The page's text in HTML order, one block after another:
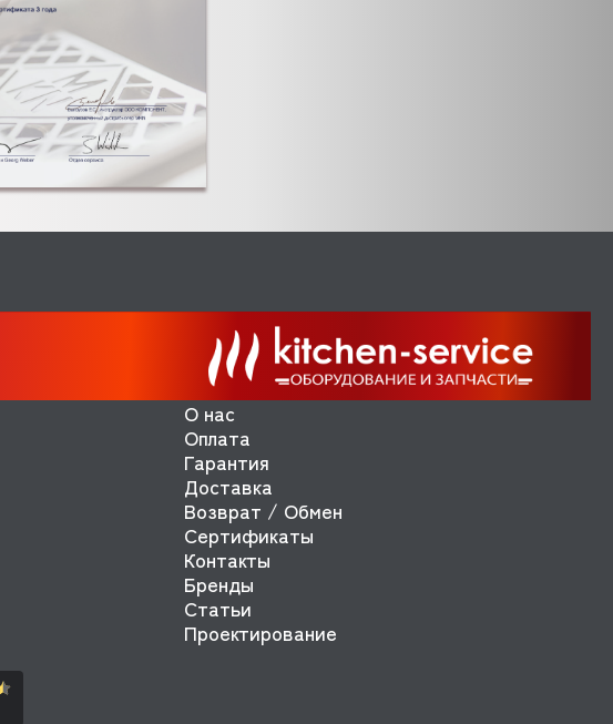
О нас
Оплата
Гарантия
Доставка
Возврат / Обмен
Сертификаты
Контакты
Бренды
Статьи
Проектирование